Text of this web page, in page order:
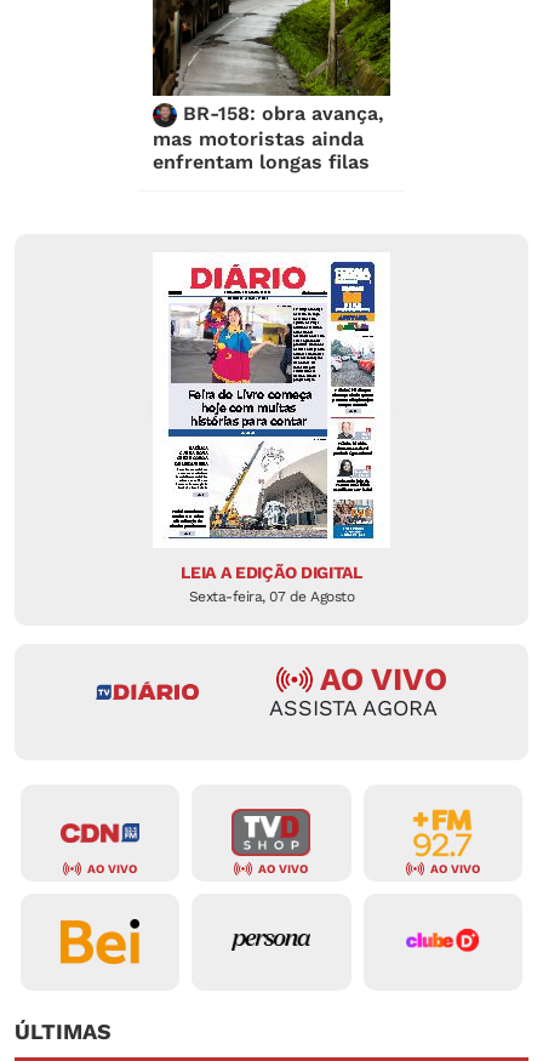
BR-158: obra avança,
mas motoristas ainda
enfrentam longas filas
LEIA A EDIÇÃO DIGITAL
Sexta-feira, 07 de Agosto
AO VIVO
ASSISTA AGORA
AO VIVO AO VIVO AO VIVO
ÚLTIMAS